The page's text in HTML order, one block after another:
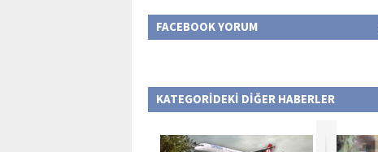
FACEBOOK YORUM
KATEGORİDEKİ DİĞER HABERLER